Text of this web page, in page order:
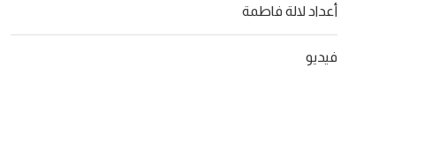
أعداد لالة فاطمة
فيديو